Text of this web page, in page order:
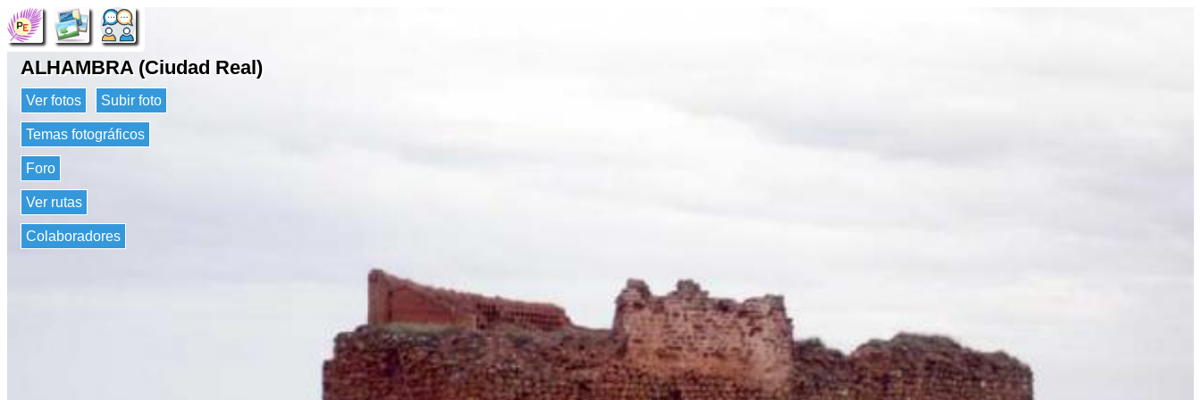
ALHAMBRA (Ciudad Real)
Ver fotos Subir foto
Temas fotográficos
Foro
Ver rutas
Colaboradores